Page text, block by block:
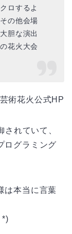
ロするよ
の他会場
胆な演出
花火大会
術花火公式HP
れていて、
ログラミング
は本当に言葉
*)